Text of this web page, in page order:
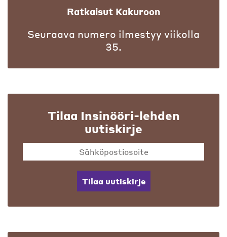
Ratkaisut Kakuroon
Seuraava numero ilmestyy viikolla
35.
Tilaa Insinööri-lehden
uutiskirje
Tilaa uutiskirje